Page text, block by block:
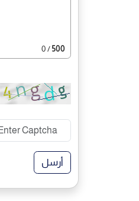
500
/ 0
أرسل